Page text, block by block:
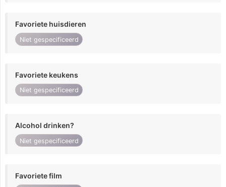
Favoriete huisdieren
Niet gespecificeerd
Favoriete keukens
Niet gespecificeerd
Alcohol drinken?
Niet gespecificeerd
Favoriete film